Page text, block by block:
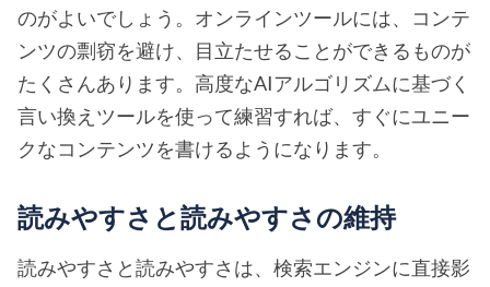
のがよいでしょう。オンラインツールには、コンテ
ンツの剽窃を避け、目立たせることができるものが
たくさんあります。高度なAIアルゴリズムに基づく
言い換えツールを使って練習すれば、すぐにユニー
クなコンテンツを書けるようになります。
読みやすさと読みやすさの維持
読みやすさと読みやすさは、検索エンジンに直接影